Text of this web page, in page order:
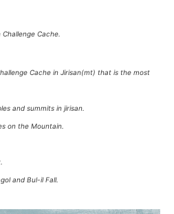
Cache.
Cache in Jirisan(mt) that is the most
and summits in jirisan.
on the Mountain.
and Bul-il Fall.